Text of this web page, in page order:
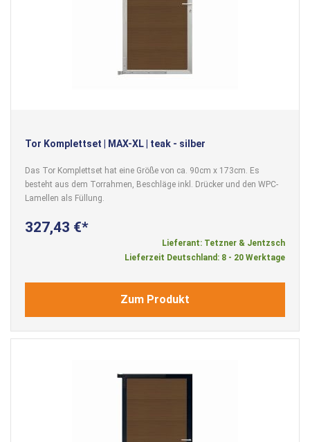
Tor Komplettset | MAX-XL | teak - silber
Das Tor Komplettset hat eine Größe von ca. 90cm x 173cm. Es
besteht aus dem Torrahmen, Beschläge inkl. Drücker und den WPC-
Lamellen als Füllung.
327,43 €
Lieferant: Tetzner & Jentzsch
Lieferzeit Deutschland: 8 - 20 Werktage
Zum Produkt